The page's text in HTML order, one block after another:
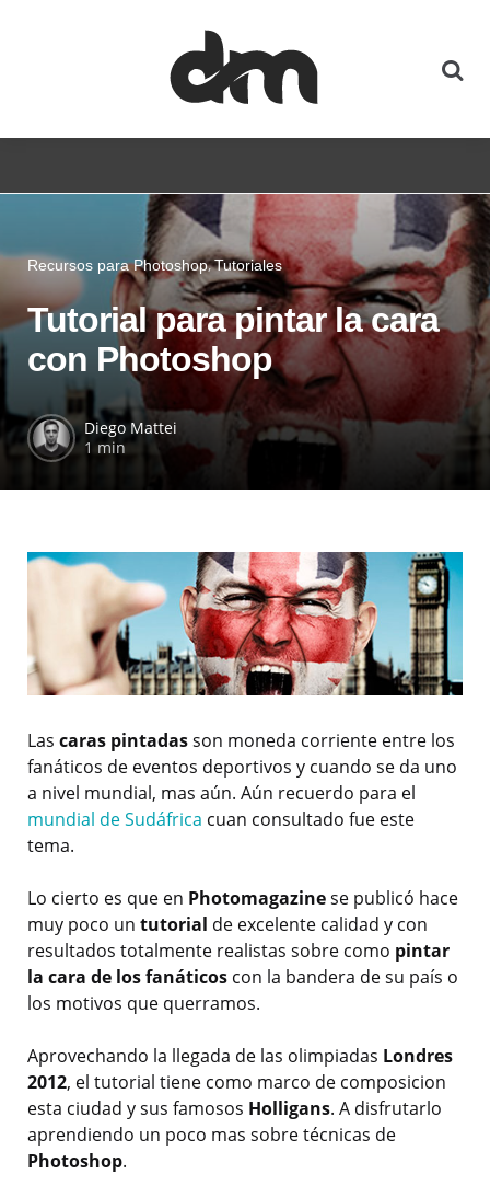
Recursos para Photoshop Tutoriales
Tutorial para pintar la cara
con Photoshop
Diego Mattei
1 min
Las caras pintadasson moneda corriente entre los
fanáticos de eventos deportivos y cuando se da uno
a nivel mundial, mas aún. Aún recuerdo para el
mundial de Sudáfrica cuan consultado fue este
tema.
Lo cierto es que en Photomagazinese publicó hace
muy poco un tutorial de excelente calidad y con
resultados totalmente realistas sobre como pintar
la cara de los fanáticos con la bandera de su país o
los motivos que querramos.
Aprovechando la llegada de las olimpiadas Londres
2012, el tutorial tiene como marco de composicion
esta ciudad y sus famosos Holligans. A disfrutarlo
aprendiendo un poco mas sobre técnicas de
Photoshop.